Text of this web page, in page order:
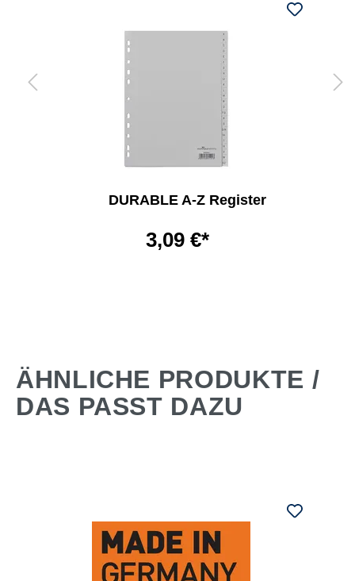
DURABLE A-Z Register
3,09 €*
ÄHNLICHE PRODUKTE /
DAS PASST DAZU